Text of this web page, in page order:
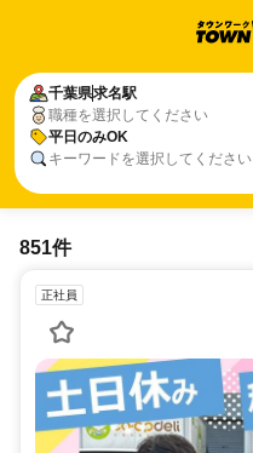
千葉県求名駅
職種を選択してください
平日のみOK
キーワードを選択してください
千葉県求名駅
平日のみOK
851件
正社員